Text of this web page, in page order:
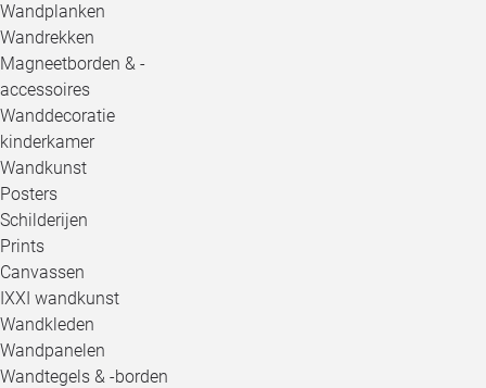
Wandplanken
Wandrekken
Magneetborden & -
accessoires
Wanddecoratie
kinderkamer
Wandkunst
Posters
Schilderijen
Prints
Canvassen
IXXI wandkunst
Wandkleden
Wandpanelen
Wandtegels & -borden